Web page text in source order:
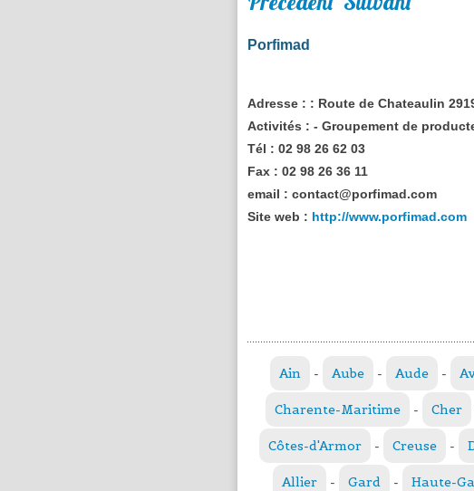
Porfimad
Adresse : : Route de Chateaulin
Activités : - Groupement de
Tél : 02 98 26 62 03
Fax : 02 98 26 36 11
email : contact@porfimad.com
Site web : http://www.porfimad.com
Ain - Aube - Aude -
Charente-Maritime - Cher
Côtes-d'Armor - Creuse -
Allier - Gard - Haute-